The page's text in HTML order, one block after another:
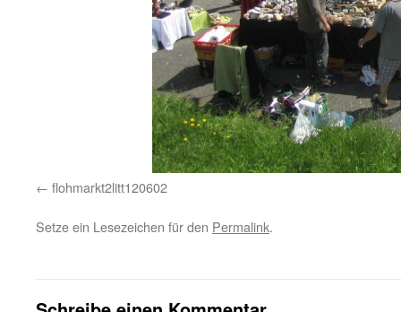
flohmarkt2litt120602
Setze ein Lesezeichen für den Permalink.